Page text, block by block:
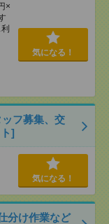
×
気になる！
フ募集、交
]
気になる！
分け作業など